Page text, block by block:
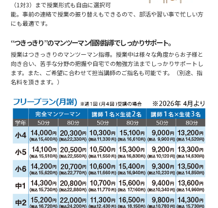
（1対3）まで授業形式も自由に選択可
能。事前の連絡で授業の振り替えもできるので、部活や習い事で忙しい方
にも最適です。
“つきっきり”のマンツーマン個別指導でしっかりサポート。
授業はつきっきりのマンツーマン指導。授業中は様々な角度からお子様と
向き合い、苦手な分野の把握や自宅での勉強方法までしっかりサポートし
ます。また、ご希望に合わせて担当講師のご指名も可能です。（別途、指
名料を頂きます。）